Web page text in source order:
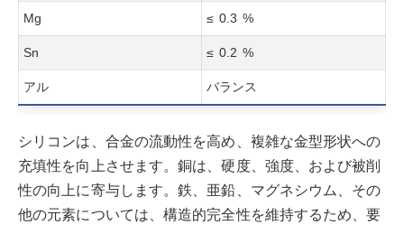
Mg ≤ 0.3 %
Sn ≤ 0.2 %
アル バランス
シリコンは、合金の流動性を高め、複雑な金型形状への
充填性を向上させます。銅は、硬度、強度、および被削
性の向上に寄与します。鉄、亜鉛、マグネシウム、その
他の元素については、構造的完全性を維持するため、要